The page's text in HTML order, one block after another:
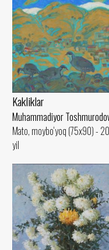
Kakliklar
Muhammadiyor
Mato, moybo‘yoq (75x90) -
yil